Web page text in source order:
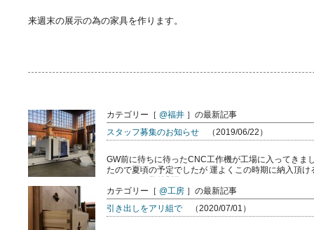
来週末の展示の為の家具を作ります。
カテゴリー［ @福井 ］の最新記事
スタッフ募集のお知らせ （2019/06/22）
GW前に待ちに待ったCNC工作機が工場に入ってきま
たので夏頃の予定でしたが 運よくこの時期に納入頂
カテゴリー［ @工房 ］の最新記事
引き出しをアリ組で （2020/07/01）